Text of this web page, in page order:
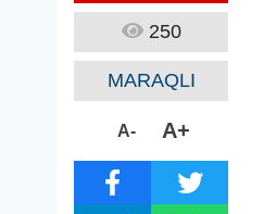
250
MARAQLI
A- A+